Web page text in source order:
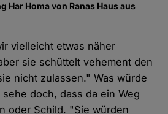
Har Homa von Ranas Haus aus
vielleicht etwas näher
sie schüttelt vehement den
nicht zulassen." Was würde
doch, dass da ein Weg
oder Schild. "Sie würden